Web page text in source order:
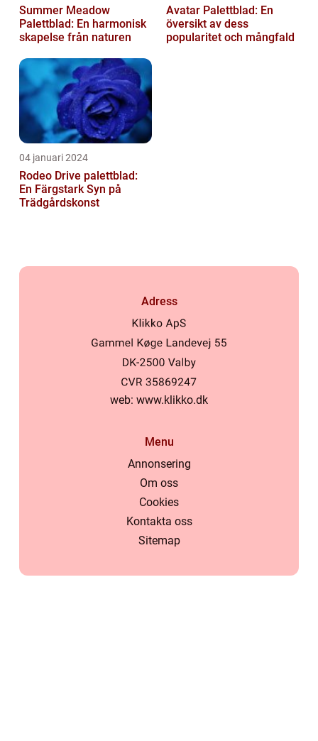
Summer Meadow
Palettblad: En harmonisk
skapelse från naturen
Avatar Palettblad: En
översikt av dess
popularitet och mångfald
04 januari 2024
Rodeo Drive palettblad:
En Färgstark Syn på
Trädgårdskonst
Adress
web: www.klikko.dk
Menu
Annonsering
Om oss
Cookies
Kontakta oss
Sitemap